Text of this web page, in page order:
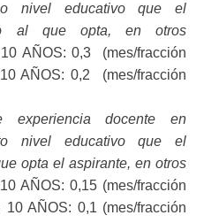
nivel educativo que el
al que opta, en otros
AÑOS: 0,3 (mes/fracción
AÑOS: 0,2 (mes/fracción
docente en
nivel educativo que el
opta el aspirante, en otros
AÑOS: 0,15 (mes/fracción
AÑOS: 0,1 (mes/fracción